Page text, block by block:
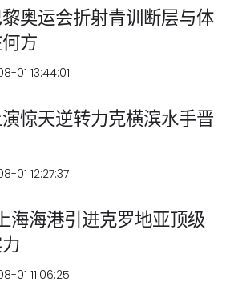
奥运会折射青训断层与体
方
01 13:44:01
惊天逆转力克横滨水手晋
01 12:27:37
海海港引进克罗地亚顶级
01 11:06:25